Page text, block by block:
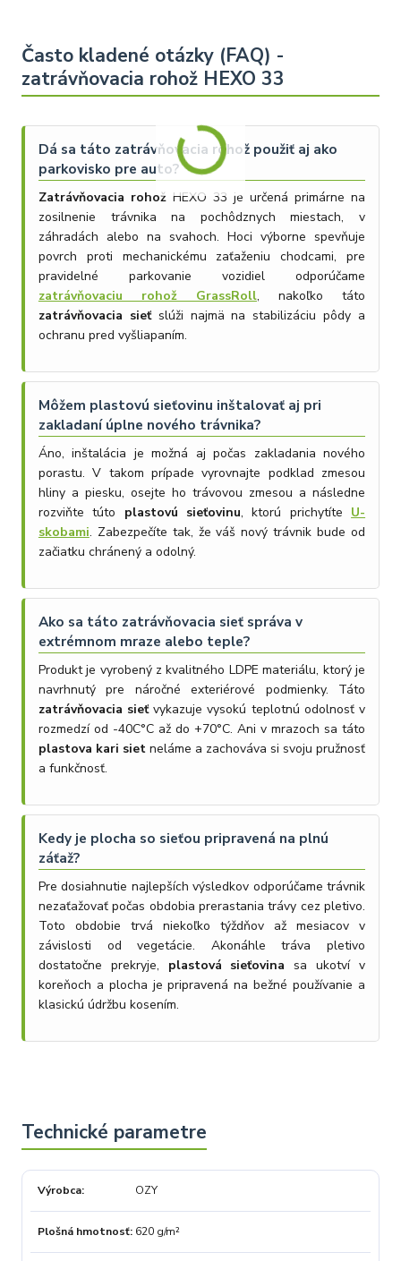
Často kladené otázky (FAQ) -
zatrávňovacia rohož HEXO 33
Dá sa táto zatrávňovacia rohož použiť aj ako
parkovisko pre auto?
Zatrávňovacia rohožHEXO 33 je určená primárne na
zosilnenie trávnika na pochôdznych miestach, v
záhradách alebo na svahoch. Hoci výborne spevňuje
povrch proti mechanickému zaťaženiu chodcami, pre
pravidelné parkovanie vozidiel odporúčame
zatrávňovaciu rohož GrassRoll, nakoľko táto
zatrávňovacia sieťslúži najmä na stabilizáciu pôdy a
ochranu pred vyšliapaním.
Môžem plastovú sieťovinu inštalovať aj pri
zakladaní úplne nového trávnika?
Áno, inštalácia je možná aj počas zakladania nového
porastu. V takom prípade vyrovnajte podklad zmesou
hliny a piesku, osejte ho trávovou zmesou a následne
rozviňte túto plastovú sieťovinu, ktorú prichytíte U-
skobami. Zabezpečíte tak, že váš nový trávnik bude od
začiatku chránený a odolný.
Ako sa táto zatrávňovacia sieť správa v
extrémnom mraze alebo teple?
Produkt je vyrobený z kvalitného LDPE materiálu, ktorý je
navrhnutý pre náročné exteriérové podmienky. Táto
zatrávňovacia sieťvykazuje vysokú teplotnú odolnosť v
rozmedzí od -40C°C až do +70°C. Ani v mrazoch sa táto
plastova kari sietneláme a zachováva si svoju pružnosť
a funkčnosť.
Kedy je plocha so sieťou pripravená na plnú
záťaž?
Pre dosiahnutie najlepších výsledkov odporúčame trávnik
nezaťažovať počas obdobia prerastania trávy cez pletivo.
Toto obdobie trvá niekoľko týždňov až mesiacov v
závislosti od vegetácie. Akonáhle tráva pletivo
dostatočne prekryje, plastová sieťovina sa ukotví v
koreňoch a plocha je pripravená na bežné používanie a
klasickú údržbu kosením.
Výrobca OZY
Plošná hmotnosť 620 g/m²